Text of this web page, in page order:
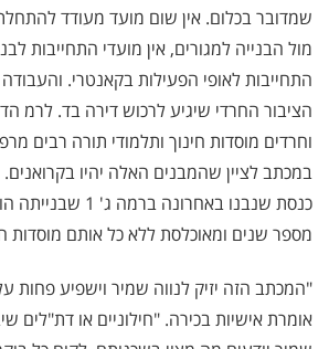
שמדובר בכלום. אין שום מועד מעודד
מול הבנייה למגורים, אין מועדי התחייבות
התחייבות לאופי הפעילות בקאנטרי.
הציבור החרדי שיגיע לרכוש דירה בד. לרמ הד
וחרדים מוסדות חינוך ותלמודי תורה רבים
כנסת שנבנו באחרונה
מספר שנים ומאוכלסת ללא כל אותם מוסדות
"המכתב הזה יזיק לנווה שמיר וישפיע
אומרת אישיות בכירה. "חילוניים או דת"לים